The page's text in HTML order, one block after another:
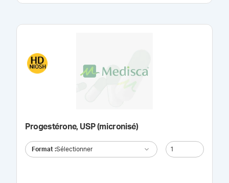
Progestérone, USP (micronisé)
Format :Sélectionner